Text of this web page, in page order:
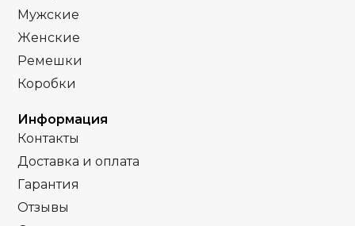
Часы женские
РЕМЕНЬ
браслет
СТЕКЛО Сапфировое
ЦВЕТ БРАСЛЕТА
Мужские
Женские
Ремешки
Коробки
Информация
Контакты
Доставка и оплата
Гарантия
Отзывы